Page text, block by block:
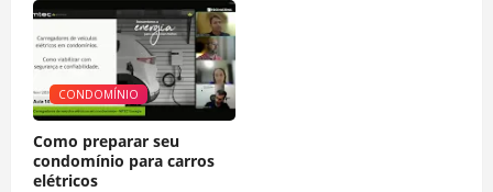
CONDOMÍNIO
Como preparar seu
condomínio para carros
elétricos